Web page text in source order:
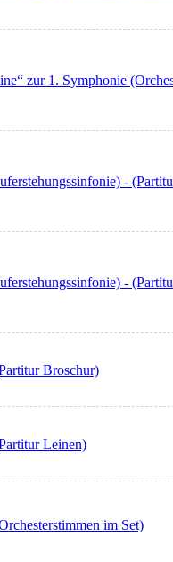
zur 1. Symphonie
-
-
Broschur)
Leinen)
im Set)